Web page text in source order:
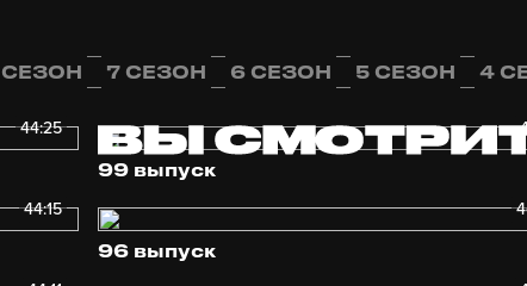
СЕЗОН 7 СЕЗОН 6 СЕЗОН 5 СЕЗОН 4
44:25
99 выпуск
44:15
96 выпуск